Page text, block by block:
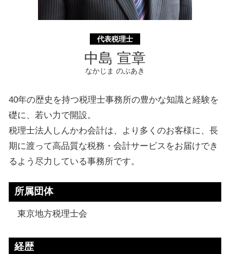
代表税理士
中島 宣章
なかじま のぶあき
40年の歴史を持つ税理士事務所の豊かな知識と経験を
礎に、若い力で開設。
税理士法人しんかわ会計は、より多くのお客様に、長
期に渡って高品質な税務・会計サービスをお届けでき
るよう尽力している事務所です。
所属団体
東京地方税理士会
経歴